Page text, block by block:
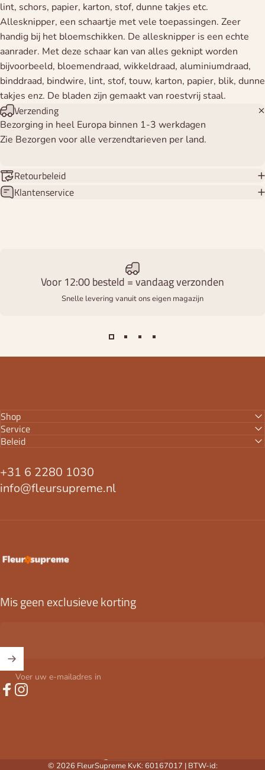
lint, schors, papier, karton, stof, dunne takjes etc.
Allesknipper, een schaartje met vele toepassingen. Zeer
handig bij het bloemschikken. De allesknipper is een echte
aanrader. Met deze schaar kan van alles geknipt worden
bijvoorbeeld, bloemendraad, wikkeldraad, aluminiumdraad,
binddraad, bindwire, lint, stof, touw, karton, papier, blik, dunne
takjes enz. De bladen zijn gemaakt van roestvrij staal.
Verzending
Bezorging in heel Europa binnen 1-3 werkdagen
Zie Bezorgen voor alle verzendtarieven per land.
Retourbeleid
Klantenservice
Voor 12:00 besteld = vandaag verzonden
Snelle levering vanuit ons eigen magazijn
Shop
Service
Beleid
+31 6 2280 1030
info@fleursupreme.nl
FleurSupreme
Mis geen exclusieve korting
Voer uw e-mailadres in
© 2026 FleurSupreme KvK: 60167017 | BTW-id:
Land/regio